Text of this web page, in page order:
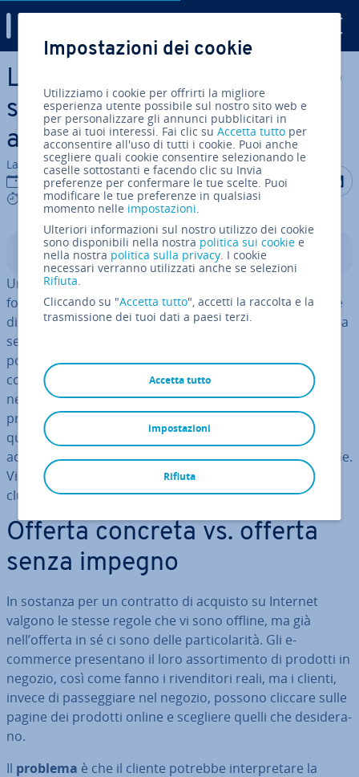
Vai al contenuto prin­ci­pa­le
Leggi nell’e-commerce: come
si stipula un contratto di
acquisto online?
La redazione di IONOS
17 ott 2022
9 mins
Condividi
Indice
Un contratto si stipula ge­ne­ral­men­te senza grandi
formalità. Sono ne­ces­sa­rie fon­da­men­tal­men­te solo due
di­chia­ra­zio­ni di volontà: la prima rap­pre­sen­ta l’offerta, la
seconda l’ac­cet­ta­zio­ne dell’offerta. Questa semplice im­
po­sta­zio­ne vale per la consegna del pane a domicilio
come anche per l’acquisto di un au­to­mo­bi­le e anche
nell’e-commerce valgono in linea di massima gli stessi
principi di base per stipulare un contratto. Ma fino a
quando non si arriva alla validità legale del contratto di
acquisto online, ci sono alcune cose a cui fare at­ten­zio­ne.
Vi spie­ghia­mo qual è la via migliore da seguire per con­
clu­de­re un contratto su Internet.
Offerta concreta vs. offerta
senza impegno
In sostanza per un contratto di acquisto su Internet
valgono le stesse regole che vi sono offline, ma già
nell’offerta in sé ci sono delle par­ti­co­la­ri­tà. Gli e-
commerce pre­sen­ta­no il loro as­sor­ti­men­to di prodotti in
negozio, così come fanno i ri­ven­di­to­ri reali, ma i clienti,
invece di pas­seg­gia­re nel negozio, possono cliccare sulle
pagine dei prodotti online e scegliere quelli che de­si­de­ra­
no.
Il problema è che il cliente potrebbe in­ter­pre­ta­re la
Impostazioni dei cookie
Utilizziamo i cookie per offrirti la migliore
esperienza utente possibile sul nostro sito web e
per personalizzare gli annunci pubblicitari in
base ai tuoi interessi. Fai clic suAccetta tutto per
acconsentire all'uso di tutti i cookie. Puoi anche
scegliere quali cookie consentire selezionando le
caselle sottostanti e facendo clic su Invia
preferenze per confermare le tue scelte. Puoi
modificare le tue preferenze in qualsiasi
momento nelle impostazioni.
Ulteriori informazioni sul nostro utilizzo dei cookie
sono disponibili nella nostra politica sui cookie e
nella nostra politica sulla privacy. I cookie
necessari verranno utilizzati anche se selezioni
Rifiuta.
Cliccando su "Accetta tutto", accetti la raccolta e la
trasmissione dei tuoi dati a paesi terzi.
Accetta tutto
Rifiuta
impostazioni